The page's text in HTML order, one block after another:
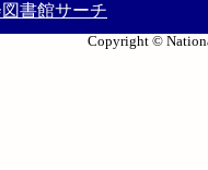
書館サーチ
Copyright ©